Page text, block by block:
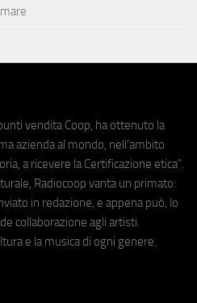
vendita Coop, ha ottenuto la
azienda al mondo, nell'ambito
a ricevere la Certificazione etica".
Radiocoop vanta un primato:
in redazione, e appena può, lo
collaborazione agli artisti.
e la musica di ogni genere.